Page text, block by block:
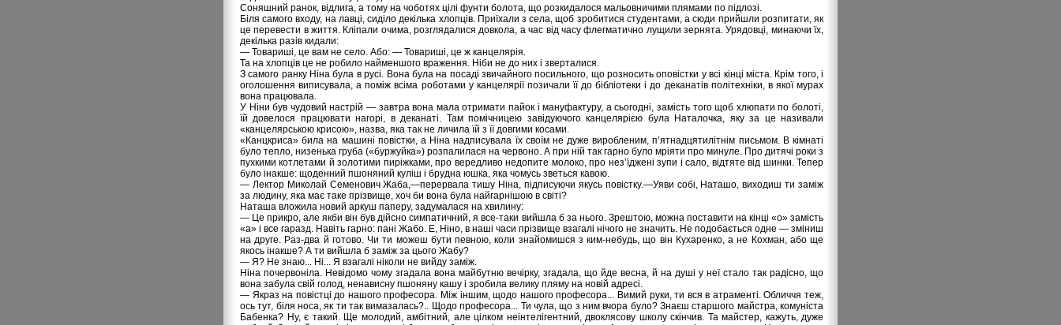
Соняшний ранок, відлига, а тому на чоботях цілі фунти болота, що розкидалося мальовничими плямами по підлозі.
Біля самого входу, на лавці, сиділо декілька хлопців. Приїхали з села, щоб зробитися студентами, а сюди прийшли розпитати, як
це перевести в життя. Кліпали очима, розглядалися довкола, а час від часу флегматично лущили зернята. Урядовці, минаючи їх,
декілька разів кидали:
— Товариші, це вам не село. Або: — Товариші, це ж канцелярія.
Та на хлопців це не робило найменшого враження. Ніби не до них і зверталися.
З самого ранку Ніна була в русі. Вона була на посаді звичайного посильного, що розносить оповістки у всі кінці міста. Крім того, і
оголошення виписувала, а поміж всіма роботами у канцелярії позичали її до бібліотеки і до деканатів політехніки, в якої мурах
вона працювала.
У Ніни був чудовий настрій — завтра вона мала отримати пайок і мануфактуру, а сьогодні, замість того щоб хлюпати по болоті,
їй довелося працювати нагорі, в деканаті. Там помічницею завідуючого канцелярією була Наталочка, яку за це називали
«канцелярською крисою», назва, яка так не личила їй з її довгими косами.
«Канцкриса» била на машині повістки, а Ніна надписувала їх своїм не дуже виробленим, п’ятнадцятилітнім письмом. В кімнаті
було тепло, низенька груба («буржуйка») розпалилася на червоно. А при ній так гарно було мріяти про минуле. Про дитячі роки з
пухкими котлетами й золотими пиріжками, про вередливо недопите молоко, про нез’їджені зупи і сало, відтяте від шинки. Тепер
було інакше: щоденний пшоняний куліш і брудна юшка, яка чомусь зветься кавою.
— Лектор Миколай Семенович Жаба,—перервала тишу Ніна, підписуючи якусь повістку.—Уяви собі, Наташо, виходиш ти заміж
за людину, яка має таке прізвище, хоч би вона була найгарнішою в світі?
Наташа вложила новий аркуш паперу, задумалася на хвилину:
— Це прикро, але якби він був дійсно симпатичний, я все-таки вийшла б за нього. Зрештою, можна поставити на кінці «о» замість
«а» і все гаразд. Навіть гарно: пані Жабо. Е, Ніно, в наші часи прізвище взагалі нічого не значить. Не подобається одне — зміниш
на друге. Раз-два й готово. Чи ти можеш бути певною, коли знайомишся з ким-небудь, що він Кухаренко, а не Кохман, або ще
якось інакше? А ти вийшла б заміж за цього Жабу?
— Я? Не знаю... Ні... Я взагалі ніколи не вийду заміж.
Ніна почервоніла. Невідомо чому згадала вона майбутню вечірку, згадала, що йде весна, й на душі у неї стало так радісно, що
вона забула свій голод, ненависну пшоняну кашу і зробила велику пляму на новій адресі.
— Якраз на повістці до нашого професора. Між іншим, щодо нашого професора... Вимий руки, ти вся в атраменті. Обличчя теж,
ось тут, біля носа, як ти так вимазалась?.. Щодо професора... Ти чула, що з ним вчора було? Знаєш старшого майстра, комуніста
Бабенка? Ну, є такий. Ще молодий, амбітний, але цілком неінтелігентний, двоклясову школу скінчив. Та майстер, кажуть, дуже